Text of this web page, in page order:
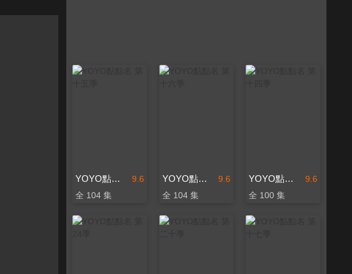
9.6
YOYO點點名 第十五季
全 104 集
9.6
YOYO點點名 第十六季
全 104 集
9.6
YOYO點點名 第十四季
全 100 集